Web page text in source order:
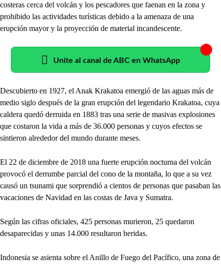
costeras cerca del volcán y los pescadores que faenan en la zona y
prohibido las actividades turísticas debido a la amenaza de una
erupción mayor y la proyección de material incandescente.
Unite al canal de ABC en WhatsApp
Descubierto en 1927, el Anak Krakatoa emergió de las aguas más de
medio siglo después de la gran erupción del legendario Krakatoa, cuya
caldera quedó derruida en 1883 tras una serie de masivas explosiones
que costaron la vida a más de 36.000 personas y cuyos efectos se
sintieron alrededor del mundo durante meses.
El 22 de diciembre de 2018 una fuerte erupción nocturna del volcán
provocó el derrumbe parcial del cono de la montaña, lo que a su vez
causó un tsunami que sorprendió a cientos de personas que pasaban las
vacaciones de Navidad en las costas de Java y Sumatra.
Según las cifras oficiales, 425 personas murieron, 25 quedaron
desaparecidas y unas 14.000 resultaron heridas.
Indonesia se asienta sobre el Anillo de Fuego del Pacífico, una zona de